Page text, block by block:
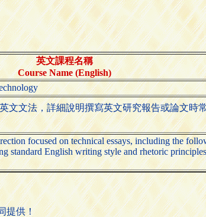
英文課程名稱
Course Name (English)
文法，詳細說明撰寫英文研究報告或論文時
focused on technical essays, including the
standard English writing style and rhetoric
提供！